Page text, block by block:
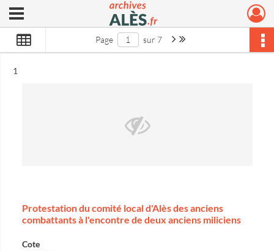
Archives municipales d'Alès
Ouvrir le menu déroulant
Page sur 7 Page suivante : 1/7
Résultat n°
1
Protestation du comité local d'Alès des anciens
combattants à l'encontre de deux anciens miliciens
Cote